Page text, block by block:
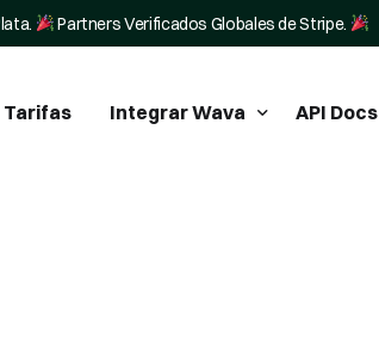
Partners Verificados Globales de Stripe.
Tarifas Integrar Wava API Docs